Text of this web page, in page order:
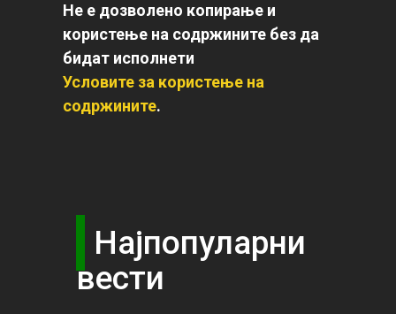
Не е дозволено копирање и
користење на содржините без да
бидат исполнети
Условите за користење на
содржините.
Најпопуларни
вести